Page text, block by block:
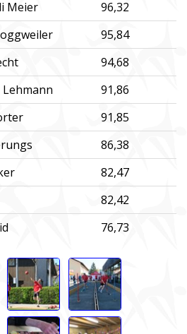
Meier
96,32
95,84
94,68
91,86
91,85
86,38
82,47
82,42
76,73